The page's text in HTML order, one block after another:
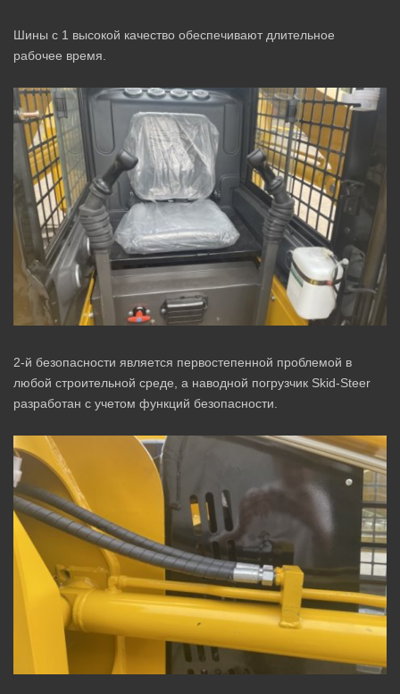
Шины с 1 высокой качество обеспечивают длительное
рабочее время.
2-й безопасности является первостепенной проблемой в
любой строительной среде, а наводной погрузчик Skid-Steer
разработан с учетом функций безопасности.